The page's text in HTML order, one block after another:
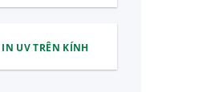
IN UV TRÊN KÍNH